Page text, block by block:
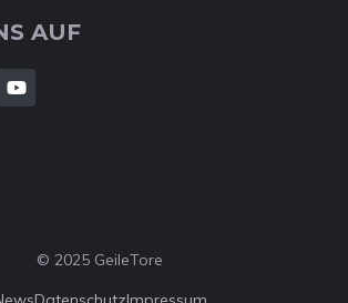
AUF
© 2025 GeileTore